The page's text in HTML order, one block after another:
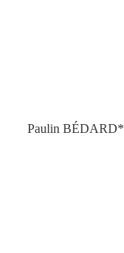
Paulin BÉDARD*